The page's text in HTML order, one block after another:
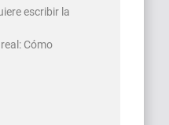
escribir la
Cómo